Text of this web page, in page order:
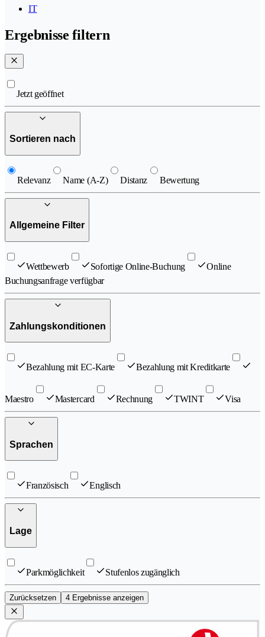
IT
Ergebnisse filtern
Jetzt geöffnet
Sortieren nach
Relevanz Name (A-Z) Distanz Bewertung
Allgemeine Filter
Wettbewerb Sofortige Online-Buchung
Online
Buchungsanfrage verfügbar
Zahlungskonditionen
Bezahlung mit EC-Karte Bezahlung mit Kreditkarte
Maestro Mastercard Rechnung TWINT Visa
Sprachen
Französisch Englisch
Lage
Parkmöglichkeit Stufenlos zugänglich
Zurücksetzen 4 Ergebnisse anzeigen